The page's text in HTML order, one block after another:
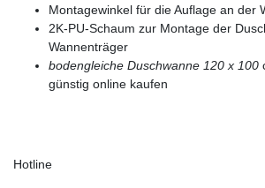
Montagewinkel für die Auflage an der
2K-PU-Schaum zur Montage der
Wannenträger
bodengleiche Duschwanne 120 x 100
günstig online kaufen
Hotline